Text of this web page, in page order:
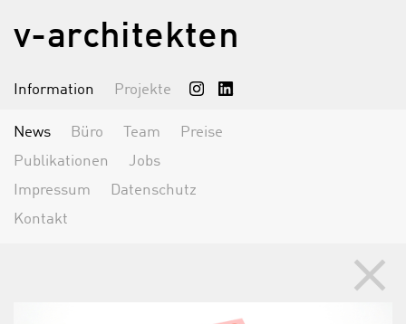
v-architekten
Information Projekte
News Büro Team
Preise
Publikationen
Jobs
Impressum
Datenschutz
Kontakt
clear